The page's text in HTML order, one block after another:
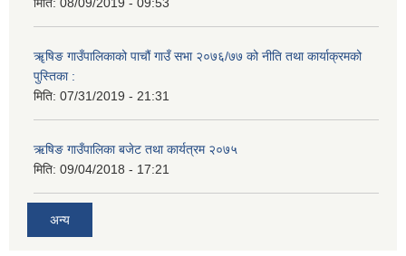
ॠषिङ गाउँपालिकाको पाचौं गाउँ सभा २०७६/७७ को नीति तथा कार्याक्रमको
पुस्तिका :
मिति: 07/31/2019 - 21:31
ऋषिङ गाउँपालिका बजेट तथा कार्यत्रम २०७५
मिति: 09/04/2018 - 17:21
अन्य